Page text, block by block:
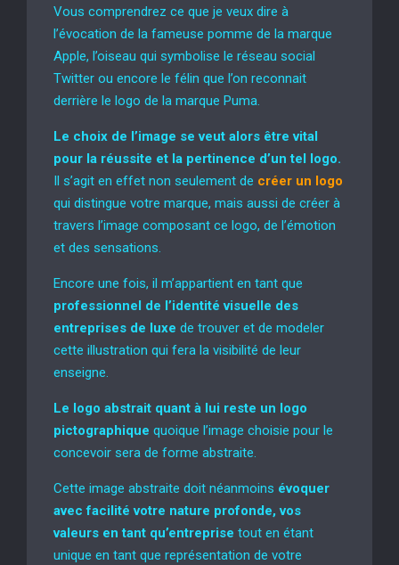
Vous comprendrez ce que je veux dire à
l’évocation de la fameuse pomme de la marque
Apple, l’oiseau qui symbolise le réseau social
Twitter ou encore le félin que l’on reconnait
derrière le logo de la marque Puma.
Le choix de l’image se veut alors être vital
pour la réussite et la pertinence d’un tel logo.
Il s’agit en effet non seulement de créer un logo
qui distingue votre marque, mais aussi de créer à
travers l’image composant ce logo, de l’émotion
et des sensations.
Encore une fois, il m’appartient en tant que
professionnel de l’identité visuelle des
entreprises de luxe de trouver et de modeler
cette illustration qui fera la visibilité de leur
enseigne.
Le logo abstrait quant à lui reste un logo
pictographique quoique l’image choisie pour le
concevoir sera de forme abstraite.
Cette image abstraite doit néanmoins évoquer
avec facilité votre nature profonde, vos
valeurs en tant qu’entreprise tout en étant
unique en tant que représentation de votre